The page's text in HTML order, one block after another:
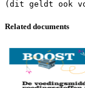
Related documents